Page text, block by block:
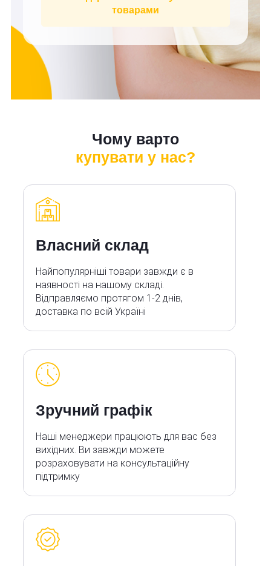
товарами
Чому варто
купувати у нас?
Власний склад
Найпопулярніші товари завжди є в
наявності на нашому складі.
Відправляємо протягом 1-2 днів,
доставка по всій Україні
Зручний графік
Наші менеджери працюють для вас без
вихідних. Ви завжди можете
розраховувати на консультаційну
підтримку